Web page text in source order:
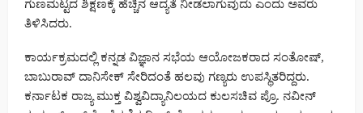
ಗುಣಮಟ್ಟದ ಶಿಕ್ಷಣಕ್ಕೆ ಹೆಚ್ಚಿನ ಆದ್ಯತೆ ನೀಡಲಾಗುವುದು ಎಂದು ಅವರು
ತಿಳಿಸಿದರು.
ಕಾರ್ಯಕ್ರಮದಲ್ಲಿ ಕನ್ನಡ ವಿಜ್ಞಾನ ಸಭೆಯ ಆಯೋಜಕರಾದ ಸಂತೋಷ್,
ಬಾಬುರಾವ್ ದಾನಿಸೇಕ್ ಸೇರಿದಂತೆ ಹಲವು ಗಣ್ಯರು ಉಪಸ್ಥಿತರಿದ್ದರು.
ಕರ್ನಾಟಕ ರಾಜ್ಯ ಮುಕ್ತ ವಿಶ್ವವಿದ್ಯಾನಿಲಯದ ಕುಲಸಚಿವ ಪ್ರೊ. ನವೀನ್